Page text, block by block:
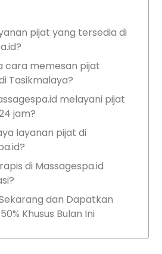
pijat yang tersedia di
cara memesan pijat
Tasikmalaya?
melayani pijat
jam?
layanan pijat di
di Massagespa.id
dan Dapatkan
Khusus Bulan Ini